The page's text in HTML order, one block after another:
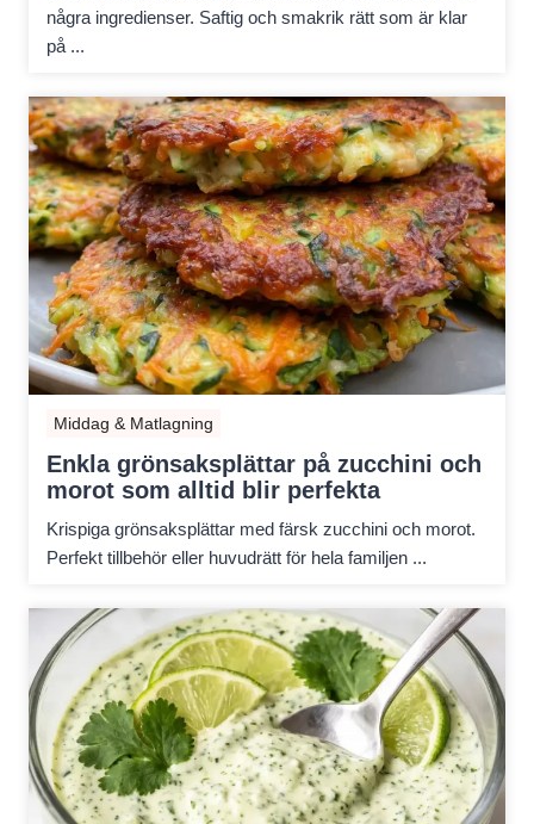
några ingredienser. Saftig och smakrik rätt som är klar
på ...
Middag & Matlagning
Enkla grönsaksplättar på zucchini och
morot som alltid blir perfekta
Krispiga grönsaksplättar med färsk zucchini och morot.
Perfekt tillbehör eller huvudrätt för hela familjen ...